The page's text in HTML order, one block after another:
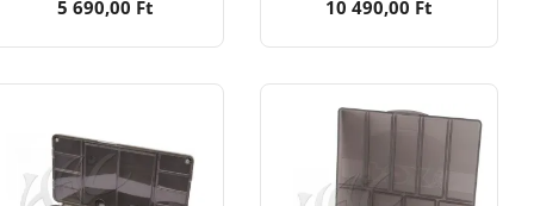
u.14
5 690,00 Ft 10 490,00 Ft